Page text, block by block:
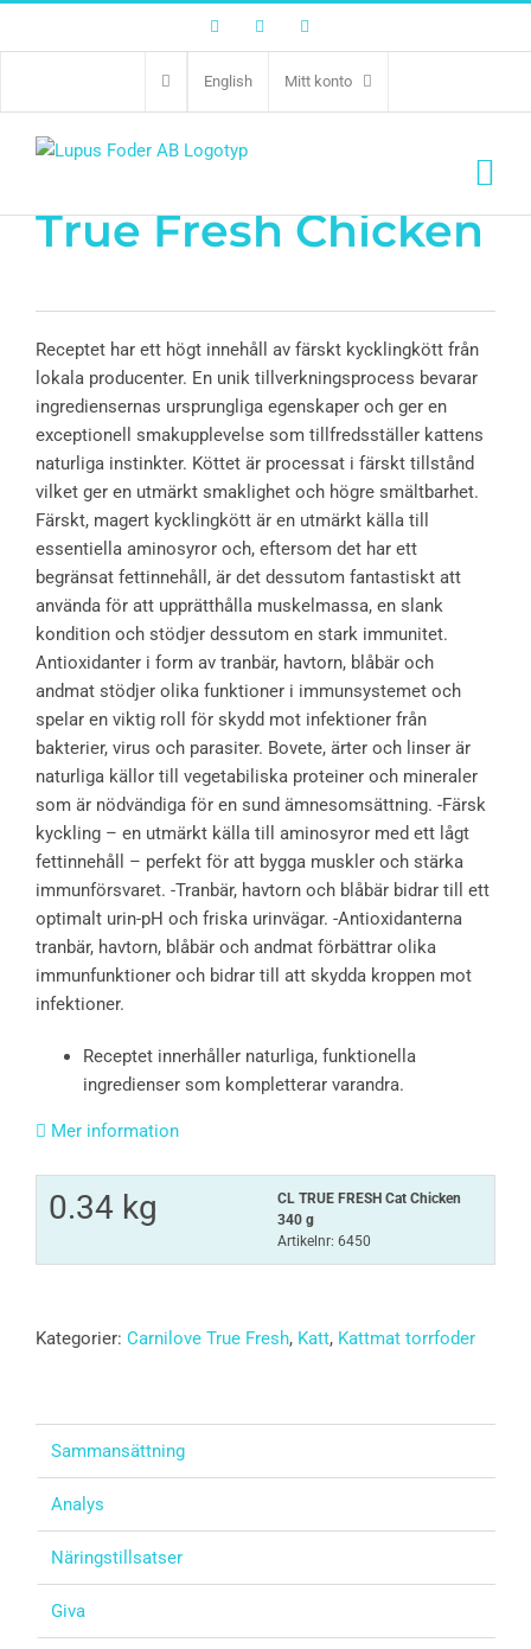
FacebookTwitter
English Mitt konto
True Fresh Chicken
Receptet har ett högt innehåll av färskt kycklingkött från
lokala producenter. En unik tillverkningsprocess bevarar
ingrediensernas ursprungliga egenskaper och ger en
exceptionell smakupplevelse som tillfredsställer kattens
naturliga instinkter. Köttet är processat i färskt tillstånd
vilket ger en utmärkt smaklighet och högre smältbarhet.
Färskt, magert kycklingkött är en utmärkt källa till
essentiella aminosyror och, eftersom det har ett
begränsat fettinnehåll, är det dessutom fantastiskt att
använda för att upprätthålla muskelmassa, en slank
kondition och stödjer dessutom en stark immunitet.
Antioxidanter i form av tranbär, havtorn, blåbär och
andmat stödjer olika funktioner i immunsystemet och
spelar en viktig roll för skydd mot infektioner från
bakterier, virus och parasiter. Bovete, ärter och linser är
naturliga källor till vegetabiliska proteiner och mineraler
som är nödvändiga för en sund ämnesomsättning. -Färsk
kyckling – en utmärkt källa till aminosyror med ett lågt
fettinnehåll – perfekt för att bygga muskler och stärka
immunförsvaret. -Tranbär, havtorn och blåbär bidrar till ett
optimalt urin-pH och friska urinvägar. -Antioxidanterna
tranbär, havtorn, blåbär och andmat förbättrar olika
immunfunktioner och bidrar till att skydda kroppen mot
infektioner.
Receptet innerhåller naturliga, funktionella
ingredienser som kompletterar varandra.
Mer information
0.34 kg
CL TRUE FRESH Cat Chicken
340 g
Artikelnr: 6450
Kategorier: Carnilove True Fresh, Katt, Kattmat torrfoder
Sammansättning
Analys
Näringstillsatser
Giva